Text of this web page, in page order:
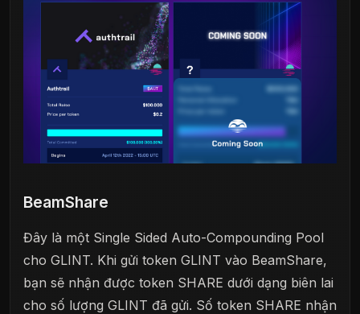
BeamShare
Đây là một Single Sided Auto-Compounding Pool
cho GLINT. Khi gửi token GLINT vào BeamShare,
bạn sẽ nhận được token SHARE dưới dạng biên lai
cho số lượng GLINT đã gửi. Số token SHARE nhận